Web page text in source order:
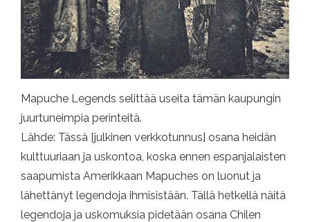
Mapuche Legends selittää useita tämän kaupungin
juurtuneimpia perinteitä.
Lähde: Tässä [julkinen verkkotunnus] osana heidän
kulttuuriaan ja uskontoa, koska ennen espanjalaisten
saapumista Amerikkaan Mapuches on luonut ja
lähettänyt legendoja ihmisistään. Tällä hetkellä näitä
legendoja ja uskomuksia pidetään osana Chilen